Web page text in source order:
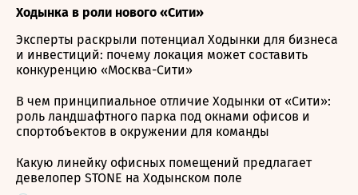
Ходынка в роли нового «Сити»
Эксперты раскрыли потенциал Ходынки для бизнеса
и инвестиций: почему локация может составить
конкуренцию «Москва-Сити»
В чем принципиальное отличие Ходынки от «Сити»:
роль ландшафтного парка под окнами офисов и
спортобъектов в окружении для команды
Какую линейку офисных помещений предлагает
девелопер STONE на Ходынском поле